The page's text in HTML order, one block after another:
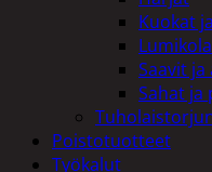
Kuokat
Saavit
Sahat ja
Poistotuotteet
Työkalut